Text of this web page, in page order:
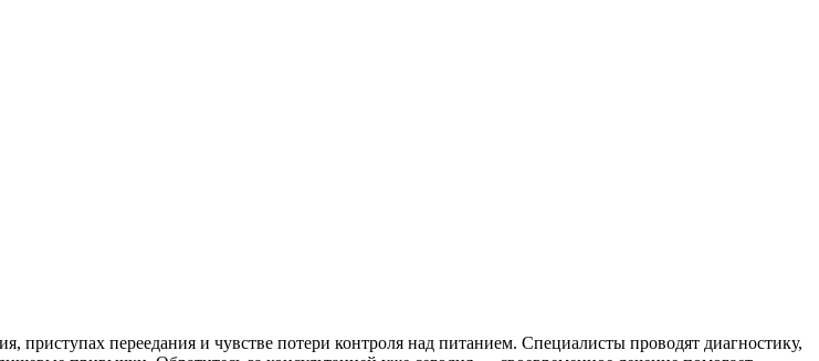
переедания и чувстве потери контроля над питанием. Специалисты проводят диагностику,